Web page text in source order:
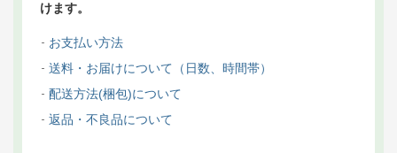
けます。
お支払い方法
送料・お届けについて（日数、時間帯）
配送方法(梱包)について
返品・不良品について